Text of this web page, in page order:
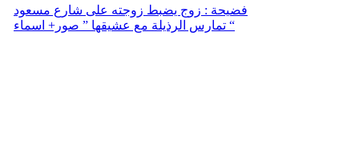
فضيحة : زوج يضبط زوجته على شارع مسعود
تمارس الرذيلة مع عشيقها ” صور+ اسماء “